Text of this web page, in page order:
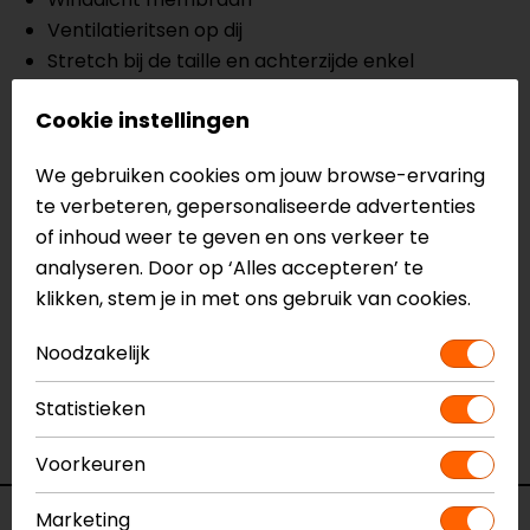
Ventilatieritsen op dij
Stretch bij de taille en achterzijde enkel
Twee cargozakken
Meer informatie nodig?
Heb je meer informatie nodig over dit product?
Neem dancontactmet ons op of kom langs in één
vanonze winkelsin Breda, Capelle aan den IJssel,
Eindhoven, Vianen of Apeldoorn. In de winkels kun je
het product bekijken & passen en staan onze
verkoopmedewerkers voor je klaar met advies.
Bekijk onze anderetextiele motorbroeken.
Cookie instellingen
We gebruiken cookies om jouw browse-ervaring
te verbeteren, gepersonaliseerde advertenties
of inhoud weer te geven en ons verkeer te
analyseren. Door op ‘Alles accepteren’ te
klikken, stem je in met ons gebruik van cookies.
Noodzakelijk
Statistieken
Voorkeuren
Marketing